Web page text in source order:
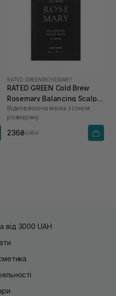
RATED GREEN ROSEMARY
RATED GREEN Cold Brew
Rosemary Balancing Scalp
Pack 50 мл
Відновлююча маска з соком
розмарину
236₴295₴
від 3000 UAH